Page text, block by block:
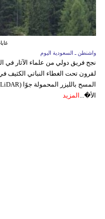
واشنطن ـ السعودية اليوم
نجح فريق دولي من علماء الآثار
لقرون تحت الغطاء النباتي الكثيف
الأ�... المزيد